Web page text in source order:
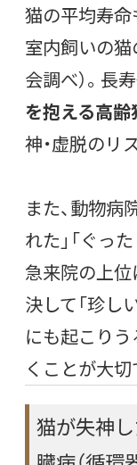
猫の平均寿命
室内飼いの猫
会調べ）。長
を抱える高
神・虚脱のリ
また、動物病
れた」「ぐっ
急来院の上位
決して「珍し
にも起こり
くことが大切
猫が失神